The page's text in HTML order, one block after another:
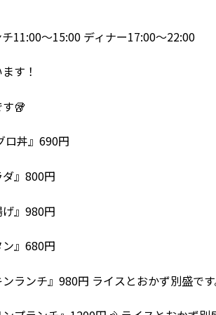
11:00～15:00 ディナー17:00～22:00
す！
🥡
ロ丼』690円
ダ』800円
げ』980円
ン』680円
ンランチ』980円 ライスとおかず別盛で